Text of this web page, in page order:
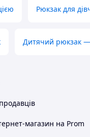
Рюкзак для
Дитячий рюкзак —
магазин на Prom